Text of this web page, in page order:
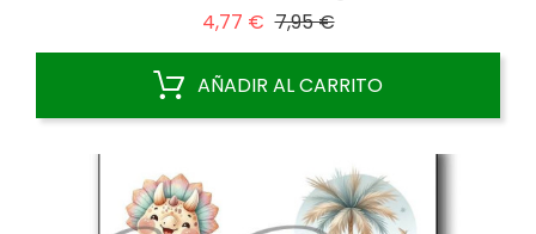
4,77 € Precio
7,95 €Precio
AÑADIR AL CARRITO